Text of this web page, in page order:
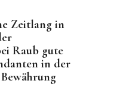
Zeitlang in
Raub gute
in der